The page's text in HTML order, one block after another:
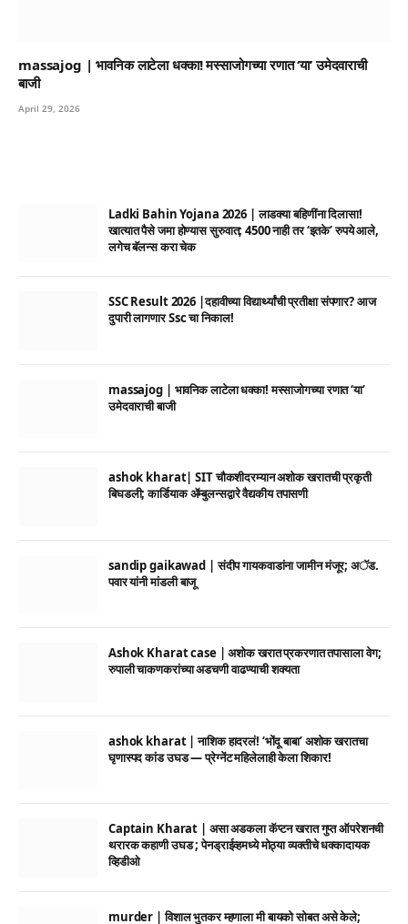
massajog | भावनिक लाटेला धक्का! मस्साजोगच्या रणात ‘या’ उमेदवाराची
बाजी
April 29, 2026
Ladki Bahin Yojana 2026 | लाडक्या बहिणींना दिलासा!
खात्यात पैसे जमा होण्यास सुरुवात; 4500 नाही तर ‘इतके’ रुपये आले,
लगेच बॅलन्स करा चेक
SSC Result 2026 |दहावीच्या विद्यार्थ्यांची प्रतीक्षा संपणार? आज
दुपारी लागणार Ssc चा निकाल!
massajog | भावनिक लाटेला धक्का! मस्साजोगच्या रणात ‘या’
उमेदवाराची बाजी
ashok kharat| SIT चौकशीदरम्यान अशोक खरातची प्रकृती
बिघडली; कार्डियाक ॲम्बुलन्सद्वारे वैद्यकीय तपासणी
sandip gaikawad | संदीप गायकवाडांना जामीन मंजूर; अॅड.
पवार यांनी मांडली बाजू
Ashok Kharat case | अशोक खरात प्रकरणात तपासाला वेग;
रुपाली चाकणकरांच्या अडचणी वाढण्याची शक्यता
ashok kharat | नाशिक हादरलं! ‘भोंदू बाबा’ अशोक खरातचा
घृणास्पद कांड उघड — प्रेग्नेंट महिलेलाही केला शिकार!
Captain Kharat | असा अडकला कॅप्टन खरात गुप्त ऑपरेशनची
थरारक कहाणी उघड ; पेनड्राईव्हमध्ये मोठ्या व्यक्तीचे धक्कादायक
व्हिडीओ
murder | विशाल भुतकर म्हणाला मी बायको सोबत असे केले;